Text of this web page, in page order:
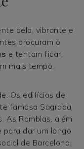
bela, vibrante e
procuram o
e tentam ficar,
mais tempo,
Os edifícios de
famosa Sagrada
As Ramblas, além
para dar um longo
de Barcelona.